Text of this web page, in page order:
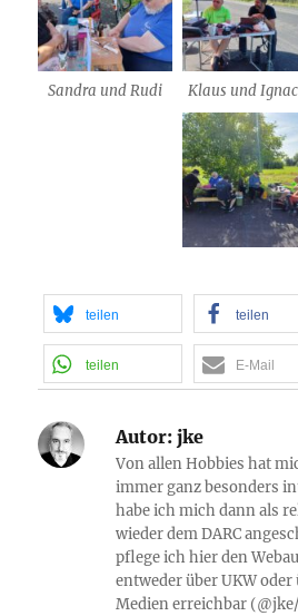
Sandra und Rudi Klaus und
teilen teilen
teilen E-Mail
Autor: jke
Von allen Hobbies hat
immer ganz besonders
habe ich mich dann als
wieder dem DARC
pflege ich hier den
entweder über UKW
Medien erreichbar